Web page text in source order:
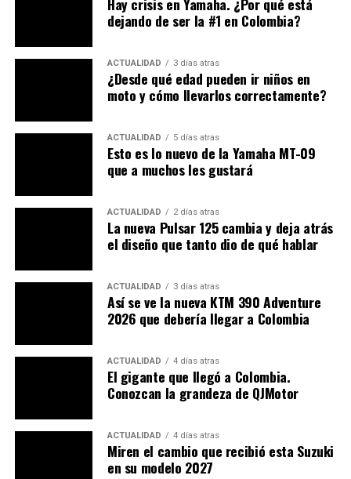
entender, igualmente el amortiguador trasero Öhlins
ubicado en la parte lateral izquierda
Ducati ha introducido su motor Superquadro con la
nueva 1199 Panigale. Como mencionamos
anteriormente funciona como elemento estructural de
la moto, entre otras cosas está hecho para tener su más
cómodo funcionamiento en altos regímenes. Esta
máquina utiliza tecnología de MotoGP y WSBK, con la
implementación de una bomba de aceite que genera
vacío en la parte inferior de los pistones, los que además
tienen más radio que carrera; posee distribución
desmodrómica por cadena y engranajes (mixta), para
seguir con una cantidad de diversos materiales de
fabricación que logran mayor resistencia y menor peso.
El sistema de escapes es todo un alarde de modernidad
que sólo ellos entienden, desde la salida de los gases en
el cilindro hasta el “silencioso”, posee una cantidad de
detalles, sobre todo en las curvaturas que poseen las
gruesas tuberías, que aunque se ven como algo exótico,
no es precisamente por belleza, sino por tecnología,
acotando como sobresalen en los laterales del carenaje;
están a la vista por el espacio que este sistema abarca,
además de la cámara final, cuyo mayor parecido es al de
Hay crisis en Yamaha. ¿Por qué está
dejando de ser la #1 en Colombia?
ACTUALIDAD 3 días atras
¿Desde qué edad pueden ir niños en
moto y cómo llevarlos correctamente?
ACTUALIDAD 5 días atras
Esto es lo nuevo de la Yamaha MT-09
que a muchos les gustará
ACTUALIDAD 2 días atras
La nueva Pulsar 125 cambia y deja atrás
el diseño que tanto dio de qué hablar
ACTUALIDAD 3 días atras
Así se ve la nueva KTM 390 Adventure
2026 que debería llegar a Colombia
ACTUALIDAD 4 días atras
El gigante que llegó a Colombia.
Conozcan la grandeza de QJMotor
ACTUALIDAD 4 días atras
Miren el cambio que recibió esta Suzuki
en su modelo 2027